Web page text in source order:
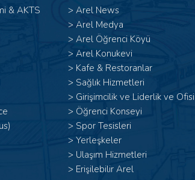
& AKTS
> Arel News
> Arel Medya
> Arel Öğrenci Köyü
> Arel Konukevi
> Kafe & Restoranlar
> Sağlık Hizmetleri
> Girişimcilik ve Liderlik ve Ofisi
> Öğrenci Konseyi
> Spor Tesisleri
> Yerleşkeler
> Ulaşım Hizmetleri
> Erişilebilir Arel